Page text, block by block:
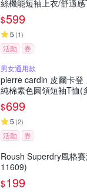
絲機能短袖上衣/舒適
$599
5 (1)
活動
券
男女通用款
pierre cardin 皮爾卡登
純棉素色圓領短袖T恤(
$699
5 (2)
活動 券
Roush Superdry風格
11609)
$199